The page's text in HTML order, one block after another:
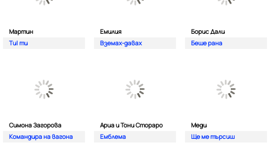
Мартин
Ти| ти
Емилия
Вземах-давах
Борис Дали
Беше рана
Симона Загорова
Командира на вагона
Ариа и Тони Стораро
Емблема
Меди
Ще ме търсиш